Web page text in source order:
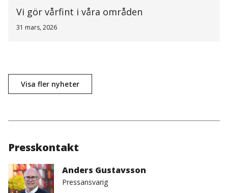
Vi gör vårfint i våra områden
31 mars, 2026
Visa fler nyheter
Presskontakt
Anders Gustavsson
Pressansvarig